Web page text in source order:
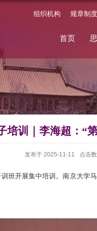
组织机构 规章制度
首页
培训｜李海超：“
发布于 2025-11-11 点击数
班开展集中培训。南京大学